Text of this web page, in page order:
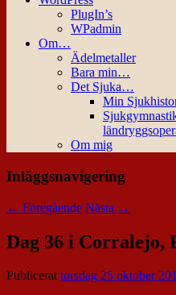
PlugIn’s
WPadmin
Om…
Ädelmetaller
Bara min…
Det Sjuka…
Min
Om mig
Inläggsnavigering
← Föregående Nästa →
Dag 36 i Corralejo,
Publicerattorsdag 25 oktober